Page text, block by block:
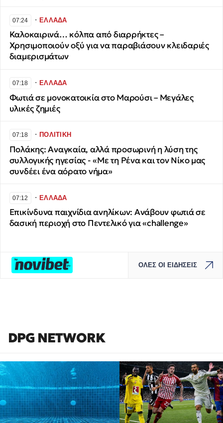
07:24 ∙ΕΛΛΑΔΑ
Καλοκαιρινά… κόλπα από διαρρήκτες –
Χρησιμοποιούν οξύ για να παραβιάσουν κλειδαριές
διαμερισμάτων
07:18 ∙ΕΛΛΑΔΑ
Φωτιά σε μονοκατοικία στο Μαρούσι – Μεγάλες
υλικές ζημιές
07:18 ∙ΠΟΛΙΤΙΚΗ
Πολάκης: Αναγκαία, αλλά προσωρινή η λύση της
συλλογικής ηγεσίας - «Με τη Ρένα και τον Νίκο μας
συνδέει ένα αόρατο νήμα»
07:12 ∙ΕΛΛΑΔΑ
Επικίνδυνα παιχνίδια ανηλίκων: Ανάβουν φωτιά σε
δασική περιοχή στο Πεντελικό για «challenge»
ΟΛΕΣ ΟΙ ΕΙΔΗΣΕΙΣ
DPG NETWORK